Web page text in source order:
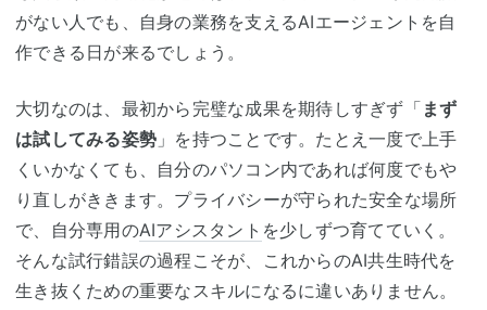
がない人でも、自身の業務を支えるAIエージェントを自
作できる日が来るでしょう。
大切なのは、最初から完璧な成果を期待しすぎず「 まず
は試してみる姿勢 」を持つことです。たとえ一度で上手
くいかなくても、自分のパソコン内であれば何度でもや
り直しがききます。プライバシーが守られた安全な場所
で、自分専用のAIアシスタント を少しずつ育てていく。
そんな試行錯誤の過程こそが、これからのAI共生時代を
生き抜くための重要なスキルになるに違いありません。